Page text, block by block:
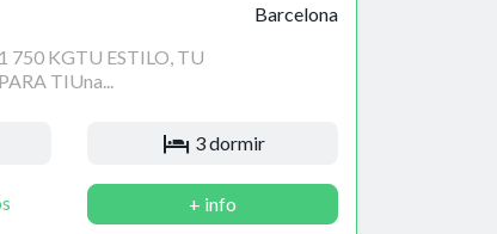
Barcelona
750 KGTU ESTILO, TU
TIUna...
3 dormir
+ info